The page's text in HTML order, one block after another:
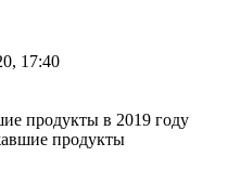
17:40
продукты